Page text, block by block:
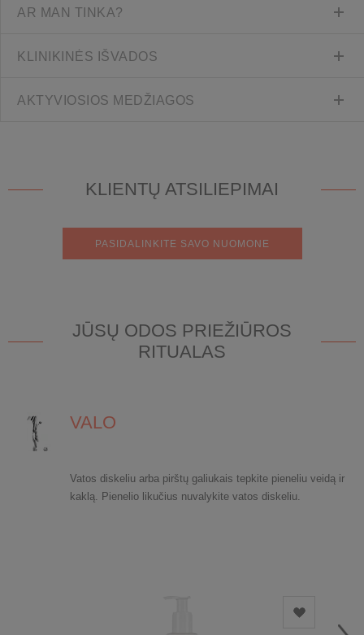
AR MAN TINKA?
KLINIKINĖS IŠVADOS
AKTYVIOSIOS MEDŽIAGOS
KLIENTŲ ATSILIEPIMAI
PASIDALINKITE SAVO NUOMONE
JŪSŲ ODOS PRIEŽIŪROS
RITUALAS
VALO
Vatos diskeliu arba pirštų galiukais tepkite pieneliu veidą ir
kaklą. Pienelio likučius nuvalykite vatos diskeliu.